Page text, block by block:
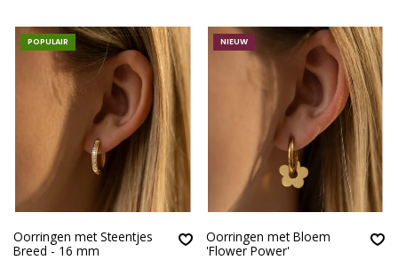
POPULAIR
Oorringen met Steentjes
Breed - 16 mm
NIEUW
Oorringen met Bloem
'Flower Power'